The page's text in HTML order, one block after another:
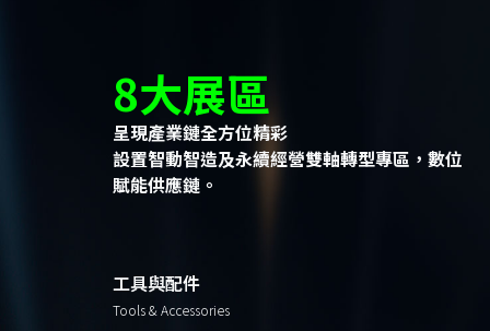
8大展區
呈現產業鏈全方位精彩
設置智動智造及永續經營雙軸轉型專區，數位
賦能供應鏈。
工具與配件
Tools & Accessories